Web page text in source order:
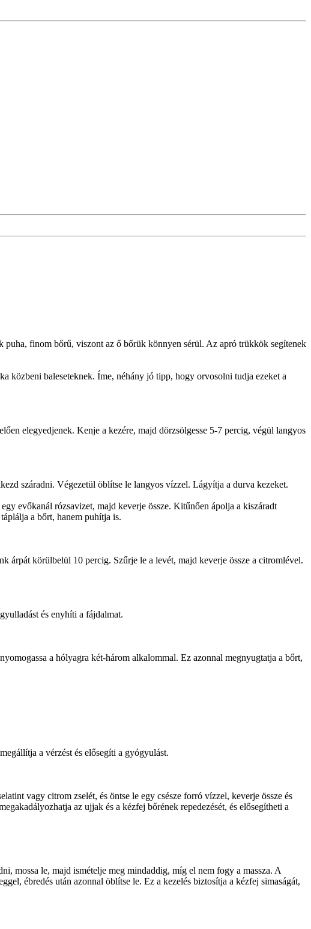
finom bőrű, viszont az ő bőrük könnyen sérül. Az apró trükkök segítenek
közbeni baleseteknek. Íme, néhány jó tipp, hogy orvosolni tudja ezeket a
elegyedjenek. Kenje a kezére, majd dörzsölgesse 5-7 percig, végül langyos
száradni. Végezetül öblítse le langyos vízzel. Lágyítja a durva kezeket.
evőkanál rózsavizet, majd keverje össze. Kitűnően ápolja a kiszáradt
a bőrt, hanem puhítja is.
árpát körülbelül 10 percig. Szűrje le a levét, majd keverje össze a citromlével.
és enyhíti a fájdalmat.
a hólyagra két-három alkalommal. Ez azonnal megnyugtatja a bőrt,
a vérzést és elősegíti a gyógyulást.
vagy citrom zselét, és öntse le egy csésze forró vízzel, keverje össze és
az ujjak és a kézfej bőrének repedezését, és elősegítheti a
mossa le, majd ismételje meg mindaddig, míg el nem fogy a massza. A
ébredés után azonnal öblítse le. Ez a kezelés biztosítja a kézfej simaságát,